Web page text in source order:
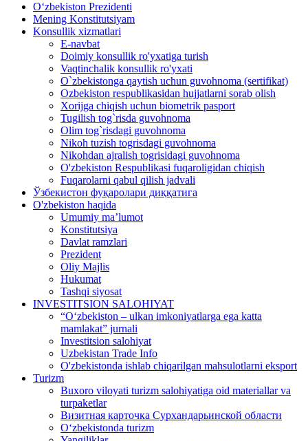
Oʻzbekiston Prezidenti
Mening Konstitutsiyam
Konsullik xizmatlari
E-navbat
Doimiy konsullik ro'yxatiga turish
Vaqtinchalik konsullik ro'yxati
O`zbekistonga qaytish uchun guvohnoma (sertifikat)
Ozbekiston respublikasidan hujjatlarni sorab olish
Xorijga chiqish uchun biometrik pasport
Tugilish tog`risda guvohnoma
Olim tog`risdagi guvohnoma
Nikoh tuzish togrisdagi guvohnoma
Nikohdan ajralish togrisidagi guvohnoma
O'zbekiston Respublikasi fuqaroligidan chiqish
Fuqarolarni qabul qilish jadvali
Ўзбекистон фуқаролари диққатига
O'zbekiston haqida
Umumiy ma’lumot
Konstitutsiya
Davlat ramzlari
Prezident
Oliy Majlis
Hukumat
Tashqi siyosat
INVESTITSION SALOHIYAT
“Oʻzbekiston – ulkan imkoniyatlarga ega katta
mamlakat” jurnali
Investitsion salohiyat
Uzbekistan Trade Info
O'zbekistonda ishlab chiqarilgan mahsulotlarni eksport
Turizm
Buxoro viloyati turizm salohiyatiga oid materiallar va
turpaketlar
Визитная карточка Сурхандарьинской области
Oʻzbekistonda turizm